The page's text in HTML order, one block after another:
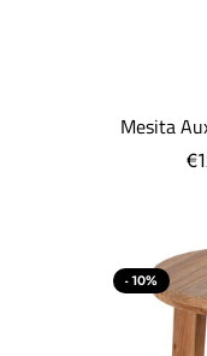
Mesita
- 10%